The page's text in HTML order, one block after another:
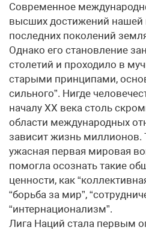
Современное
высших достижений нашей
последних поколений
Однако его становление
столетий и проходило в
старыми принципами,
сильного”. Нигде
началу XX века столь
области международных
зависит жизнь миллионов.
ужасная первая мировая
помогла осознать такие
ценности, как
“борьба за мир”,
“интернационализм”.
Лига Наций стала первым